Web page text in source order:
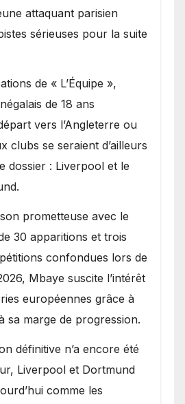
attaquant parisien
sérieuses pour la suite
de « L’Équipe »,
de 18 ans
vers l’Angleterre ou
clubs se seraient d’ailleurs
dossier : Liverpool et le
prometteuse avec le
30 apparitions et trois
confondues lors de
Mbaye suscite l’intérêt
européennes grâce à
sa marge de progression.
définitive n’a encore été
Liverpool et Dortmund
comme les